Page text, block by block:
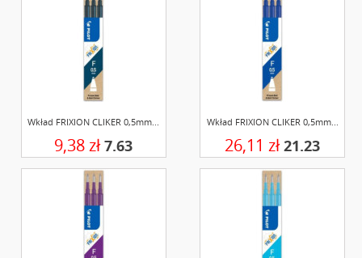
Wkład FRIXION CLIKER 0,5mm...
9,38 zł 7.63
Wkład FRIXION CLIKER 0,5mm...
26,11 zł 21.23